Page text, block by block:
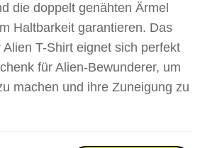
die doppelt genähten Ärmel
Haltbarkeit garantieren. Das
T-Shirt eignet sich perfekt
für Alien-Bewunderer, um
machen und ihre Zuneigung zu